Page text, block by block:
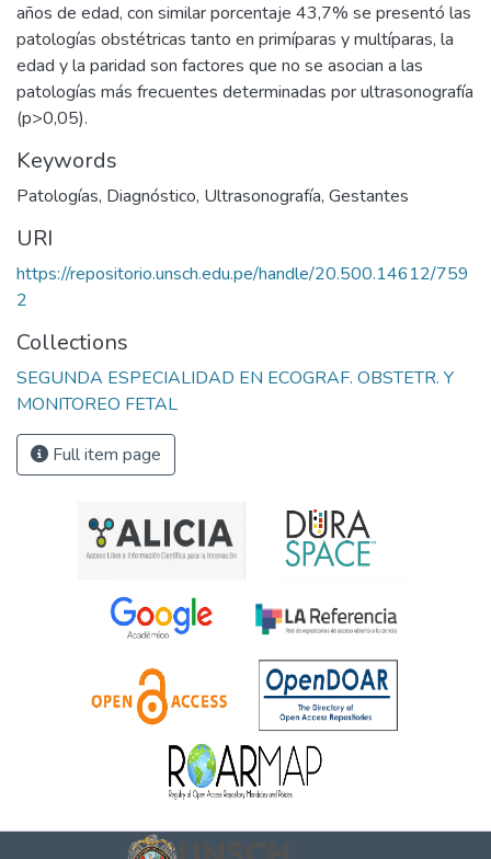
años de edad, con similar porcentaje 43,7% se presentó las
patologías obstétricas tanto en primíparas y multíparas, la
edad y la paridad son factores que no se asocian a las
patologías más frecuentes determinadas por ultrasonografía
(p>0,05).
Keywords
Patologías, Diagnóstico, Ultrasonografía, Gestantes
URI
https://repositorio.unsch.edu.pe/handle/20.500.14612/759
2
Collections
SEGUNDA ESPECIALIDAD EN ECOGRAF. OBSTETR. Y
MONITOREO FETAL
Full item page